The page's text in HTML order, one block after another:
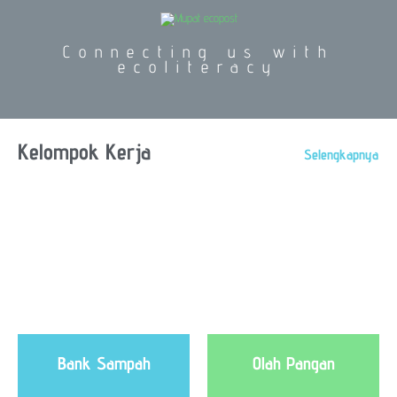
Connecting us with
ecoliteracy
Kelompok Kerja Selengkapnya
Bank Sampah Olah Pangan